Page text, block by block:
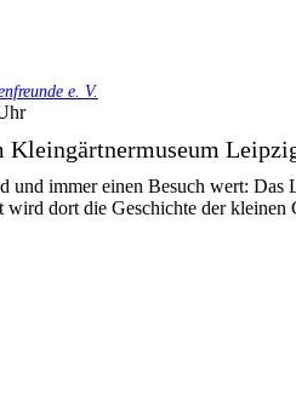
e. V.
Kleingärtnermuseum
und immer einen Besuch wert: Das
dort die Geschichte der kleinen